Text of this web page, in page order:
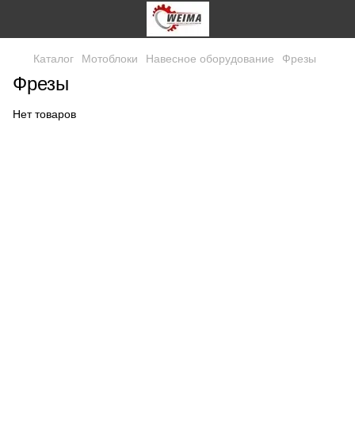
Каталог Мотоблоки Навесное оборудование Фрезы
Фрезы
Нет товаров